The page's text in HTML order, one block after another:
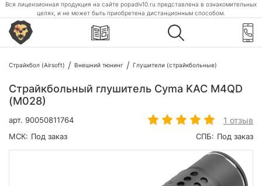
Вся лицензионная продукция на сайте popadiv10.ru представлена в ознакомительных
целях, и не может быть приобретена дистанционным способом.
Страйкбол (Airsoft) Внешний тюнинг Глушители (страйкбольные)
Страйкбольный глушитель Cyma KAC M4QD
(M028)
арт. 90050811764 1 отзыв
МСК: Под заказ СПБ: Под заказ